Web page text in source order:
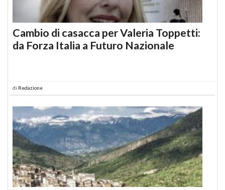
Cambio di casacca per Valeria Toppetti:
da Forza Italia a Futuro Nazionale
di Redazione